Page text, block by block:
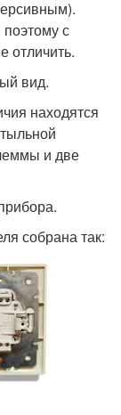
с
отличить.
вид.
находятся
и две
собрана так: